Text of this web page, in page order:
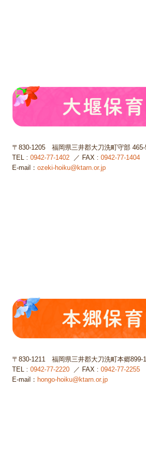
〒830-1205
福岡県三井郡大刀洗町守部 465-
TEL :0942-77-1402 ／ FAX :0942-77-1404
E-mail：ozeki-hoiku@ktarn.or.jp
〒830-1211
福岡県三井郡大刀洗町本郷899-1
TEL :0942-77-2220 ／ FAX :0942-77-2255
E-mail： hongo-hoiku@ktarn.or.jp